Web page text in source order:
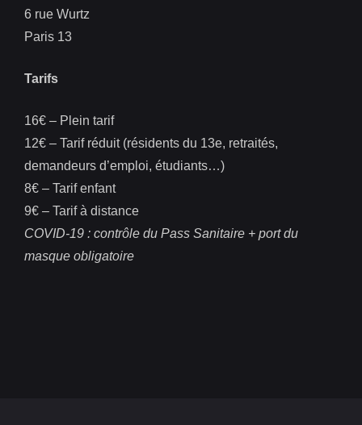
6 rue Wurtz
Paris 13
Tarifs
16€ – Plein tarif
12€ – Tarif réduit (résidents du 13e, retraités,
demandeurs d’emploi, étudiants…)
8€ – Tarif enfant
9€ – Tarif à distance
COVID-19 : contrôle du Pass Sanitaire + port du
masque obligatoire